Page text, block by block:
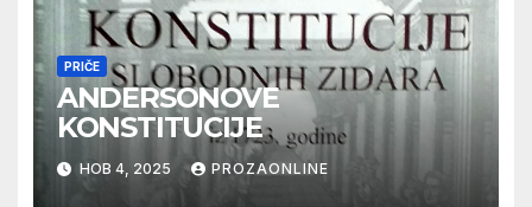
PRIČE
ANDERSONOVE
KONSTITUCIJE
НОВ 4, 2025 PROZAONLINE